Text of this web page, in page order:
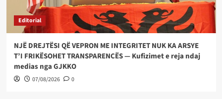
Editorial
NJË DREJTËSI QË VEPRON ME INTEGRITET NUK KA ARSYE
T’I FRIKËSOHET TRANSPARENCËS — Kufizimet e reja ndaj
medias nga GJKKO
07/08/2026 0